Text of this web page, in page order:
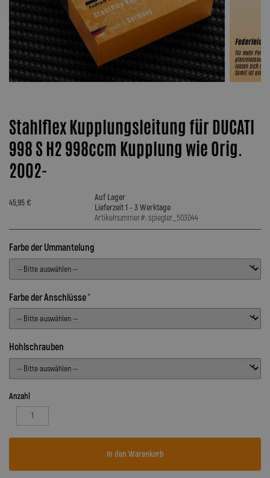
Stahlflex Kupplungsleitung für DUCATI
998 S H2 998ccm Kupplung wie Orig.
2002-
45,95 €
Auf Lager
Lieferzeit 1 - 3 Werktage
Artikelnummer#: spiegler_503044
Farbe der Ummantelung
Farbe der Anschlüsse
Hohlschrauben
Anzahl
In den Warenkorb